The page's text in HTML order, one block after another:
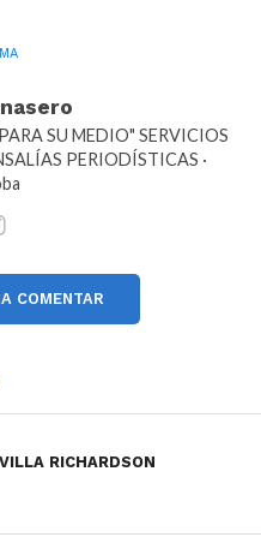
de la Fuerza Policial
investigaciones y
SU MEDIO" SERVICIOS
PERIODÍSTICAS ·
COMENTAR
RICHARDSON